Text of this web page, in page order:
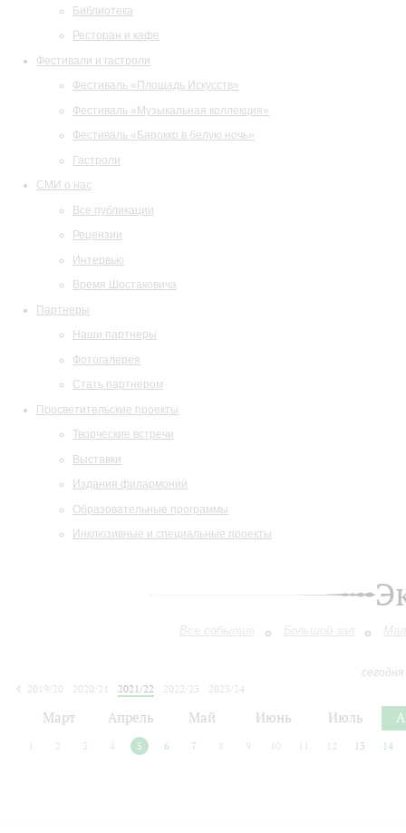
Библиотека
Ресторан и кафе
Фестивали и гастроли
Фестиваль «Площадь Искусств»
Фестиваль «Музыкальная коллекция»
Фестиваль «Барокко в белую ночь»
Гастроли
СМИ о нас
Все публикации
Рецензии
Интервью
Время Шостаковича
Партнеры
Наши партнеры
Фотогалерея
Стать партнером
Просветительские проекты
Творческие встречи
Выставки
Издания филармонии
Образовательные программы
Инклюзивные и специальные проекты
Все события Большой зал
2019/20
2020/21 2021/22 2022/23
2023/24
Март Апрель Май Июнь Июль
2 3 4 5 6 7 8 9 10 12 13 14